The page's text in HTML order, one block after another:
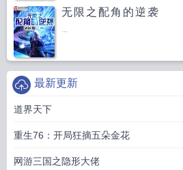
无限之配角的逆袭
...
最新更新
道界天下
重生76：开局狂摘五朵金花
网游三国之隐形大佬